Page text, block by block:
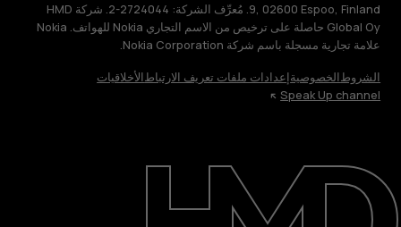
حول
الدعم
9, 02600 Espoo, Finland. مُعرِّف الشركة: 2724044-2. شركة HMD
Global Oy حاصلة على ترخيص من الاسم التجاري Nokia للهواتف. Nokia
علامة تجارية مسجلة باسم شركة Nokia Corporation.
الشروطالخصوصيةإعدادات ملفات تعريف الارتباطالأخلاقيات
Speak Up channel